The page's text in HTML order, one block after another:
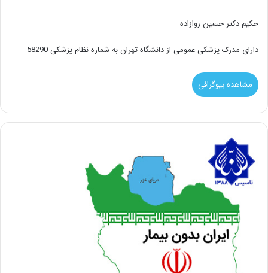
حکیم دکتر حسین روازاده
دارای مدرک پزشکی عمومی از دانشگاه تهران به شماره نظام پزشکی 58290
مشاهده بیوگرافی